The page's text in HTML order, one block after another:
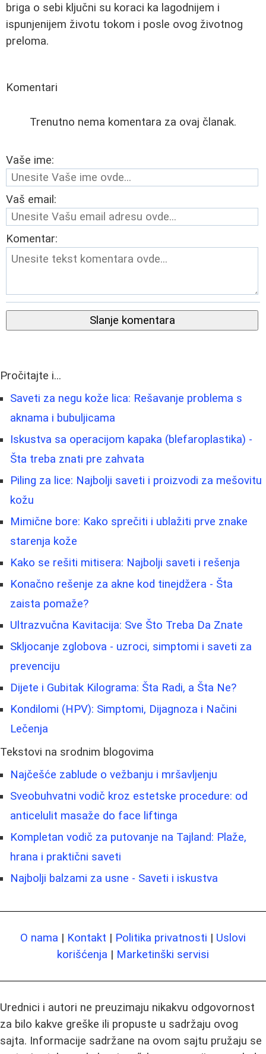
briga o sebi ključni su koraci ka lagodnijem i
ispunjenijem životu tokom i posle ovog životnog
preloma.
Komentari
Trenutno nema komentara za ovaj članak.
Vaše ime:
Vaš email:
Komentar:
Slanje komentara
Pročitajte i...
Saveti za negu kože lica: Rešavanje problema s
aknama i bubuljicama
Iskustva sa operacijom kapaka (blefaroplastika) -
Šta treba znati pre zahvata
Piling za lice: Najbolji saveti i proizvodi za mešovitu
kožu
Mimične bore: Kako sprečiti i ublažiti prve znake
starenja kože
Kako se rešiti mitisera: Najbolji saveti i rešenja
Konačno rešenje za akne kod tinejdžera - Šta
zaista pomaže?
Ultrazvučna Kavitacija: Sve Što Treba Da Znate
Skljocanje zglobova - uzroci, simptomi i saveti za
prevenciju
Dijete i Gubitak Kilograma: Šta Radi, a Šta Ne?
Kondilomi (HPV): Simptomi, Dijagnoza i Načini
Lečenja
Tekstovi na srodnim blogovima
Najčešće zablude o vežbanju i mršavljenju
Sveobuhvatni vodič kroz estetske procedure: od
anticelulit masaže do face liftinga
Kompletan vodič za putovanje na Tajland: Plaže,
hrana i praktični saveti
Najbolji balzami za usne - Saveti i iskustva
O nama | Kontakt | Politika privatnosti | Uslovi
korišćenja | Marketinški servisi
Urednici i autori ne preuzimaju nikakvu odgovornost
za bilo kakve greške ili propuste u sadržaju ovog
sajta. Informacije sadržane na ovom sajtu pružaju se